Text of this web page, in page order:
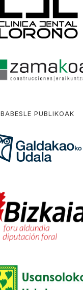
BABESLE PUBLIKOAK